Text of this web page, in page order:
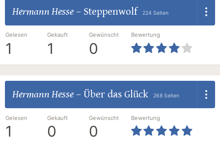
Hermann Hesse– Steppenwolf 224 Seiten
Gelesen
1
Gekauft
1
Gewünscht
0
Bewertung
Hermann Hesse– Über das Glück 268 Seiten
Gelesen
1
Gekauft
0
Gewünscht
0
Bewertung